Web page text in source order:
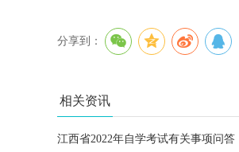
分享到：
相关资讯
江西省2022年自学考试有关事项问答